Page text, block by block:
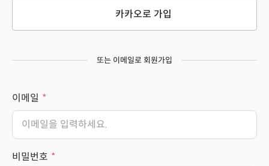
카카오로 가입
또는 이메일로 회원가입
이메일
비밀번호